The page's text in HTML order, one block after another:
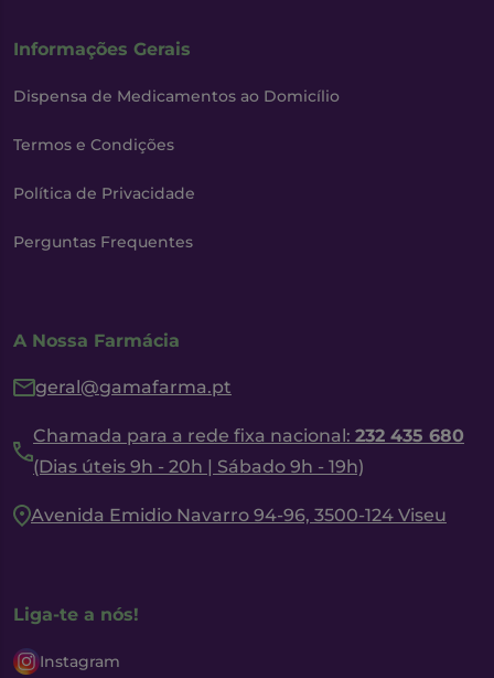
Informações Gerais
Dispensa de Medicamentos ao Domicílio
Termos e Condições
Política de Privacidade
Perguntas Frequentes
A Nossa Farmácia
geral@gamafarma.pt
Chamada para a rede fixa nacional: 232 435 680
(Dias úteis 9h - 20h | Sábado 9h - 19h)
Avenida Emidio Navarro 94-96, 3500-124 Viseu
Liga-te a nós!
Instagram